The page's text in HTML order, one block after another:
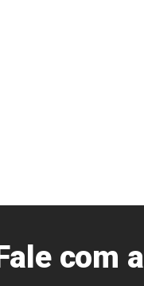
com a